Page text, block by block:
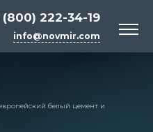
(800) 222-34-19
info@novmir.com
белый цемент и